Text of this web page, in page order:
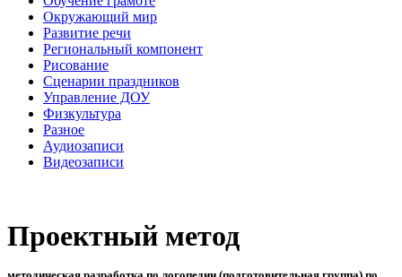
Окружающий мир
Развитие речи
Региональный компонент
Рисование
Сценарии праздников
Управление ДОУ
Физкультура
Разное
Аудиозаписи
Видеозаписи
Проектный метод